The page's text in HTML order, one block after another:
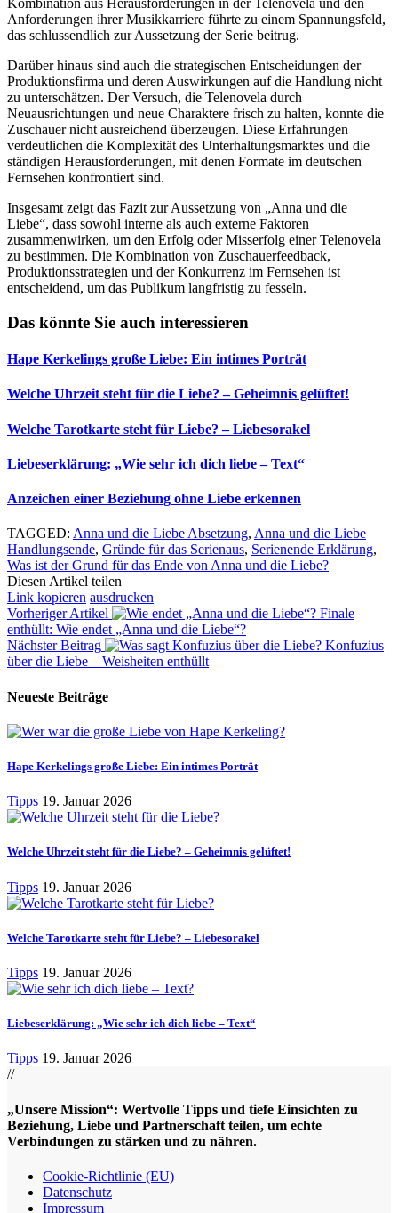
Kombination aus Herausforderungen in der Telenovela und den
Anforderungen ihrer Musikkarriere führte zu einem Spannungsfeld,
das schlussendlich zur Aussetzung der Serie beitrug.
Darüber hinaus sind auch die strategischen Entscheidungen der
Produktionsfirma und deren Auswirkungen auf die Handlung nicht
zu unterschätzen. Der Versuch, die Telenovela durch
Neuausrichtungen und neue Charaktere frisch zu halten, konnte die
Zuschauer nicht ausreichend überzeugen. Diese Erfahrungen
verdeutlichen die Komplexität des Unterhaltungsmarktes und die
ständigen Herausforderungen, mit denen Formate im deutschen
Fernsehen konfrontiert sind.
Insgesamt zeigt das Fazit zur Aussetzung von „Anna und die
Liebe“, dass sowohl interne als auch externe Faktoren
zusammenwirken, um den Erfolg oder Misserfolg einer Telenovela
zu bestimmen. Die Kombination von Zuschauerfeedback,
Produktionsstrategien und der Konkurrenz im Fernsehen ist
entscheidend, um das Publikum langfristig zu fesseln.
Das könnte Sie auch interessieren
Hape Kerkelings große Liebe: Ein intimes Porträt
Welche Uhrzeit steht für die Liebe? – Geheimnis gelüftet!
Welche Tarotkarte steht für Liebe? – Liebesorakel
Liebeserklärung: „Wie sehr ich dich liebe – Text“
Anzeichen einer Beziehung ohne Liebe erkennen
TAGGED: Anna und die Liebe Absetzung, Anna und die Liebe
Handlungsende, Gründe für das Serienaus, Serienende Erklärung,
Was ist der Grund für das Ende von Anna und die Liebe?
Diesen Artikel teilen
Link kopieren ausdrucken
Vorheriger Artikel
Finale
enthüllt: Wie endet „Anna und die Liebe“?
Nächster Beitrag
Konfuzius
über die Liebe – Weisheiten enthüllt
Neueste Beiträge
Hape Kerkelings große Liebe: Ein intimes Porträt
Tipps 19. Januar 2026
Welche Uhrzeit steht für die Liebe? – Geheimnis gelüftet!
Tipps 19. Januar 2026
Welche Tarotkarte steht für Liebe? – Liebesorakel
Tipps 19. Januar 2026
Liebeserklärung: „Wie sehr ich dich liebe – Text“
Tipps 19. Januar 2026
//
„Unsere Mission“: Wertvolle Tipps und tiefe Einsichten zu
Beziehung, Liebe und Partnerschaft teilen, um echte
Verbindungen zu stärken und zu nähren.
Cookie-Richtlinie (EU)
Datenschutz
Impressum